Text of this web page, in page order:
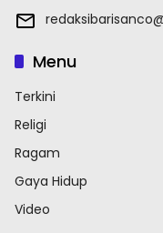
Menu
Terkini
Religi
Ragam
Gaya Hidup
Video